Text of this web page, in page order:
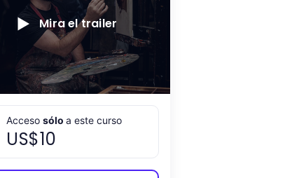
Mira el trailer
Accesosóloa este curso
US$10